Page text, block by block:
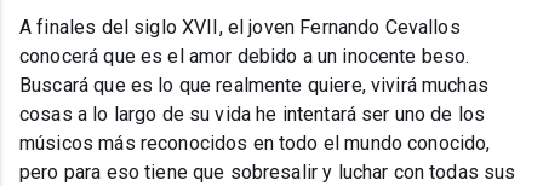
A finales del siglo XVII, el joven Fernando Cevallos
conocerá que es el amor debido a un inocente beso.
Buscará que es lo que realmente quiere, vivirá muchas
cosas a lo largo de su vida he intentará ser uno de los
músicos más reconocidos en todo el mundo conocido,
pero para eso tiene que sobresalir y luchar con todas sus